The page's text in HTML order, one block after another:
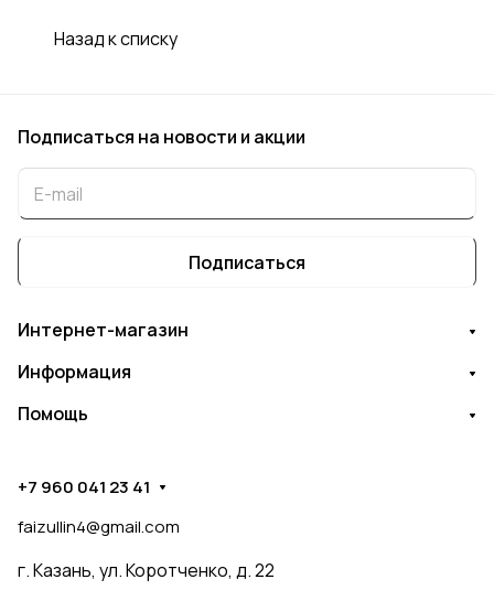
Назад к списку
Подписаться на новости и акции
Подписаться
Интернет-магазин
Информация
Помощь
+7 960 041 23 41
faizullin4@gmail.com
г. Казань, ул. Коротченко, д. 22